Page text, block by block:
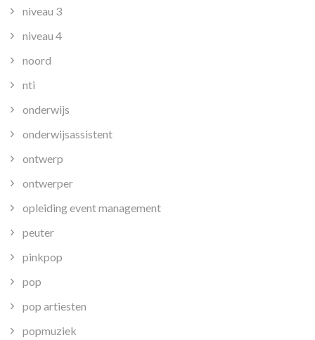
niveau 3
niveau 4
noord
nti
onderwijs
onderwijsassistent
ontwerp
ontwerper
opleiding event management
peuter
pinkpop
pop
pop artiesten
popmuziek